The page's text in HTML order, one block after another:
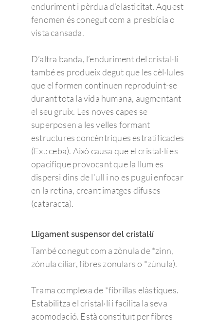
enduriment i pèrdua d’elasticitat. Aquest
fenomen és conegut com a presbícia o
vista cansada.
D’altra banda, l’enduriment del cristal·lí
també es produeix degut que les cèl·lules
que el formen continuen reproduint-se
durant tota la vida humana, augmentant
el seu gruix. Les noves capes se
superposen a les velles formant
estructures concèntriques estratificades
(Ex.: ceba). Això causa que el cristal·lí es
opacifique provocant que la llum es
dispersi dins de l’ull i no es pugui enfocar
en la retina, creant imatges difuses
(cataracta).
Lligament suspensor del cristal·lí
També conegut com a zònula de *zinn,
zònula ciliar, fibres zonulars o *zúnula).
Trama complexa de *fibrillas elàstiques.
Estabilitza el cristal·lí i facilita la seva
acomodació. Està constituït per fibres